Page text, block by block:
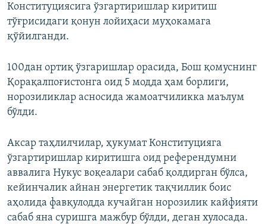
Конституциясига ўзгартиришлар киритиш
тўғрисидаги қонун лойиҳаси муҳокамага
қўйилганди.
100дан ортиқ ўзгаришлар орасида, Бош қомуснинг
Қорақалпоғистонга оид 5 модда ҳам борлиги,
норозиликлар асносида жамоатчиликка маълум
бўлди.
Аксар таҳлилчилар, ҳукумат Конституцияга
ўзгартиришлар киритишга оид референдумни
аввалига Нукус воқеалари сабаб қолдирган бўлса,
кейинчалик айнан энергетик тақчиллик боис
аҳолида фавқулодда кучайган норозилик кайфияти
сабаб яна суришга мажбур бўлди, деган хулосада.